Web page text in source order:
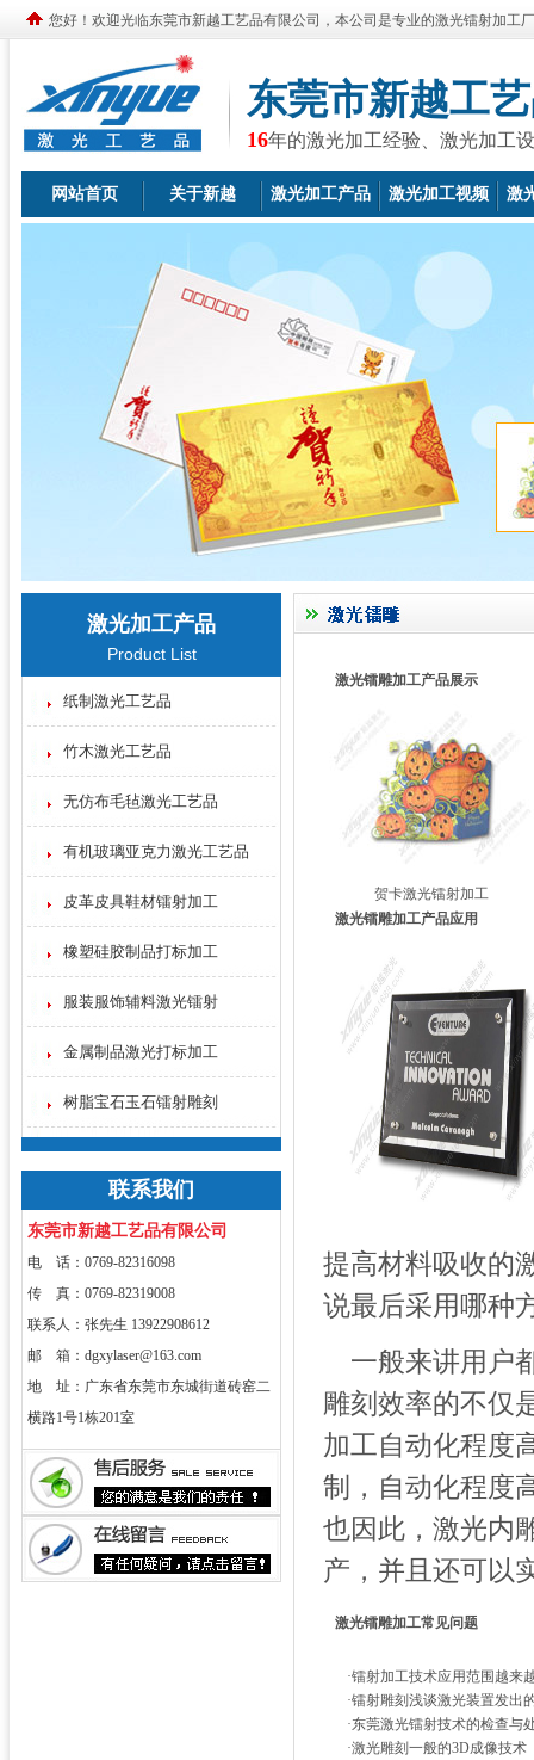
您好！欢迎光临东莞市新越工艺品有限公司，本公司是专业的激光镭射加工
东莞市新越工
16年的激光加工经验、激光加工
网站首页 关于新越 激光加工产品 激光加工视频 激
激光加工产品
Product List
纸制激光工艺品
竹木激光工艺品
无仿布毛毡激光工艺品
有机玻璃亚克力激光工艺品
皮革皮具鞋材镭射加工
橡塑硅胶制品打标加工
服装服饰辅料激光镭射
金属制品激光打标加工
树脂宝石玉石镭射雕刻
联系我们
东莞市新越工艺品有限公司
电 话：0769-82316098
传 真：0769-82319008
联系人：张先生 13922908612
邮 箱：dgxylaser@163.com
地 址：广东省东莞市东城街道砖窑二
横路1号1栋201室
激光镭雕加工产品展示
贺卡激光镭射加工
激光镭雕加工产品应用
提高材料吸收的
说最后采用哪种
一般来讲用户
雕刻效率的不仅
加工自动化程度
制，自动化程度
也因此，激光内
产，并且还可以
激光镭雕加工常见问题
·镭射加工技术应用范围越来
·镭射雕刻浅谈激光装置发出
·东莞激光镭射技术的检查与
·激光雕刻一般的3D成像技术